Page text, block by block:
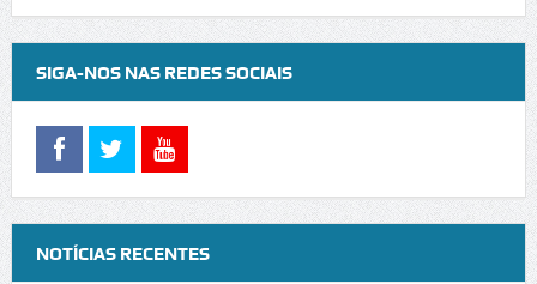
SIGA-NOS NAS REDES SOCIAIS
NOTÍCIAS RECENTES